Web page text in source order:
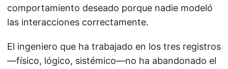
comportamiento deseado porque nadie modeló
las interacciones correctamente.
El ingeniero que ha trabajado en los tres registros
—físico, lógico, sistémico—no ha abandonado el